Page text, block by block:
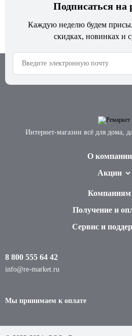
Подписаться на
Каждую неделю будем
скидках, новинках и
Интернет-магазин всё для дома,
О компании
Акции
Компаниям
Получение и
Сервис и
8 800 555 64 42
info@re-market.ru
Мы принимаем к оплате